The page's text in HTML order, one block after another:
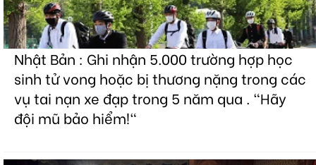
Nhật Bản : Ghi nhận 5.000 trường hợp học
sinh tử vong hoặc bị thương nặng trong các
vụ tai nạn xe đạp trong 5 năm qua . "Hãy
đội mũ bảo hiểm!"